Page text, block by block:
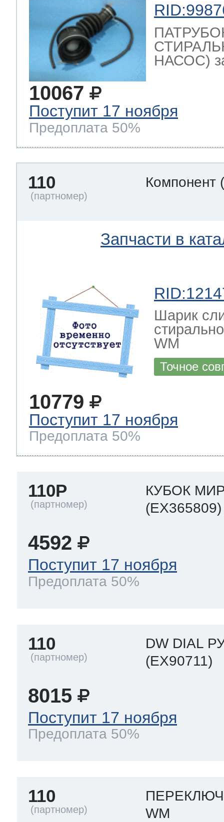
НАСОС)
10067
Поступит 17 ноября
Предоплата 50%
110 Компонент
Запчасти в
Шарик
WM
Точное
10779
Поступит 17 ноября
Предоплата 50%
110P
КУБОК
(EX365809)
4592
Поступит 17 ноября
Предоплата 50%
110
DW DIAL
(EX90711)
8015
Поступит 17 ноября
Предоплата 50%
110
WM